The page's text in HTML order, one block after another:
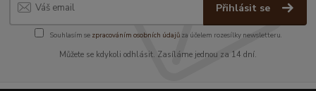
Přihlásit se
Souhlasím se zpracováním osobních údajůza účelem rozesílky newsletteru.
Můžete se kdykoli odhlásit. Zasíláme jednou za 14 dní.